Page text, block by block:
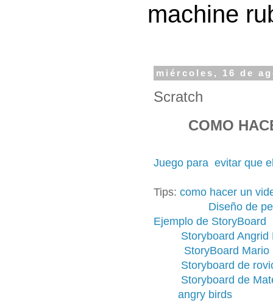
machine
miércoles, 16 de
Scratch
COMO
Juego para evitar que
Tips: como hacer un
Diseño de
Ejemplo de StoryBoard
Storyboard Angrid
StoryBoard Mario
Storyboard de
Storyboard de
angry birds